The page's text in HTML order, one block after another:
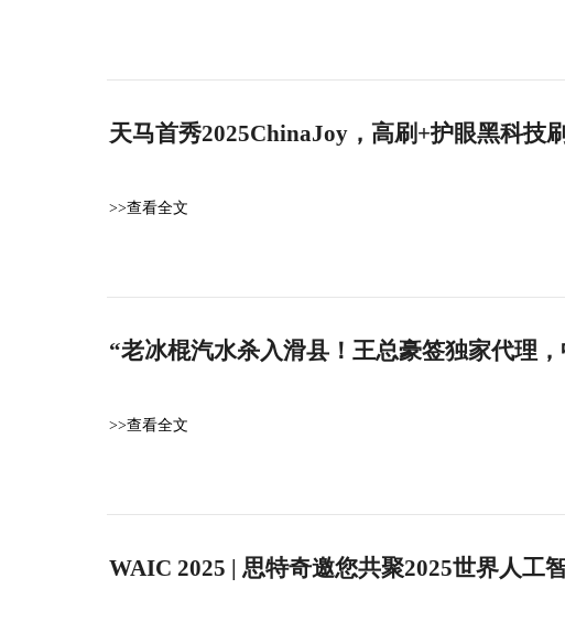
天马首秀2025ChinaJoy，高刷+护眼黑科技
>>查看全文
“老冰棍汽水杀入滑县！王总豪签独家代理
>>查看全文
WAIC 2025 | 思特奇邀您共聚2025世界人工